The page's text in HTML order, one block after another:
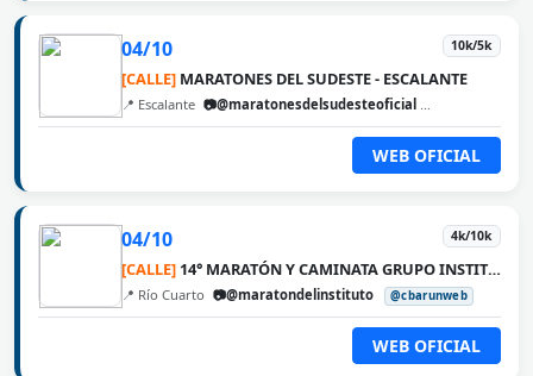
04/10 10k/5k
[CALLE] MARATONES DEL SUDESTE - ESCALANTE
📍 Escalante 📷@maratonesdelsudesteoficial
WEB OFICIAL
04/10 4k/10k
[CALLE] 14° MARATÓN Y CAMINATA GRUPO INSTITUTO MÉDICO
📍 Río Cuarto 📷@maratondelinstituto @cbarunweb
WEB OFICIAL